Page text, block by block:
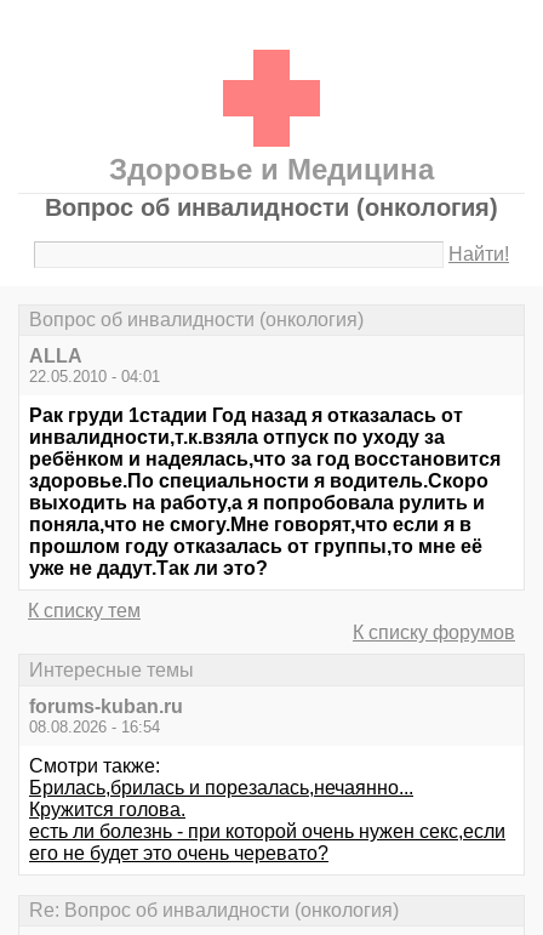
Здоровье и Медицина
Вопрос об инвалидности (онкология)
Найти!
Вопрос об инвалидности (онкология)
АLLA
22.05.2010 - 04:01
Рак груди 1стадии Год назад я отказалась от
инвалидности,т.к.взяла отпуск по уходу за
ребёнком и надеялась,что за год восстановится
здоровье.По специальности я водитель.Скоро
выходить на работу,а я попробовала рулить и
поняла,что не смогу.Мне говорят,что если я в
прошлом году отказалась от группы,то мне её
уже не дадут.Так ли это?
К списку тем
К списку форумов
Интересные темы
forums-kuban.ru
08.08.2026 - 16:54
Смотри также:
Брилась,брилась и порезалась,нечаянно...
Кружится голова.
есть ли болезнь - при которой очень нужен секс,если
его не будет это очень черевато?
Re: Вопрос об инвалидности (онкология)